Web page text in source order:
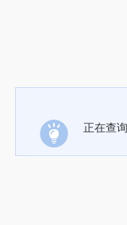
正在查